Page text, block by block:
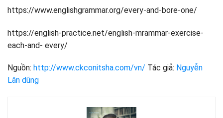
https://www.englishgrammar.org/every-and-bore-one/
https://english-practice.net/english-mrammar-exercise-
each-and- every/
Nguồn: http://www.ckconitsha.com/vn/ Tác giả: Nguyễn
Lân dũng